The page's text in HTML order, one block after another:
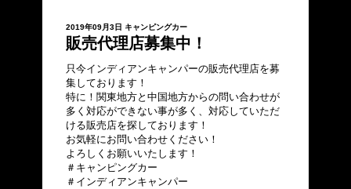
2019年09月3日 キャンピングカー
販売代理店募集中！
只今インディアンキャンパーの販売代理店を募
集しております！
特に！関東地方と中国地方からの問い合わせが
多く対応ができない事が多く、対応していただ
ける販売店を探しております！
お気軽にお問い合わせください！
よろしくお願いいたします！
＃キャンピングカー
＃インディアンキャンパー